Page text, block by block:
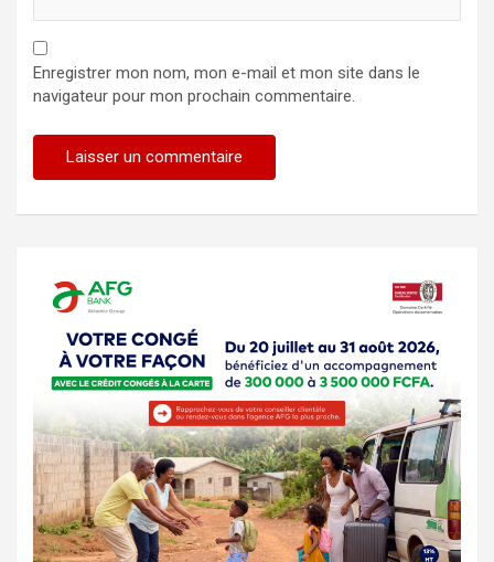
Enregistrer mon nom, mon e-mail et mon site dans le
navigateur pour mon prochain commentaire.